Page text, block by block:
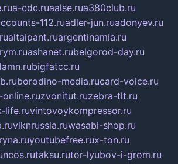
a-cdc.ruaalse.rua380club.ru
112.ruadler-jun.ruadonyev.ru
altaipant.ruargentinamia.ru
ashanet.rubelgorod-day.ru
bigfatcc.ru
borodino-media.rucard-voice.ru
zvonitut.ruzebra-tlt.ru
life.ruvintovoykompressor.ru
vlknrussia.ruwasabi-shop.ru
youtubefree.rux-ton.ru
taksu.rutor-lyubov-i-grom.ru